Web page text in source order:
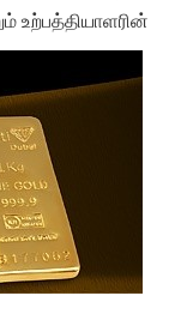
உற்பத்தியாளரின்